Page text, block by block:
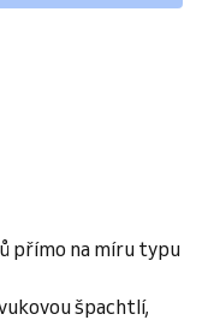
přímo na míru typu
špachtlí,